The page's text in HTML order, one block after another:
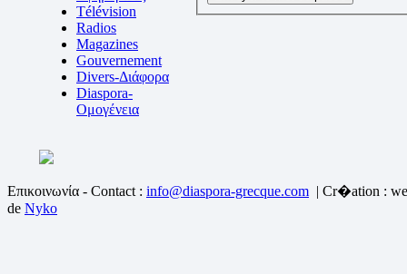
Télévision
Radios
Magazines
Gouvernement
Divers-Διάφορα
Diaspora-
Ομογένεια
Επικοινωνία - Contact : info@diaspora-grecque.com | Cr�ation :
de Nyko